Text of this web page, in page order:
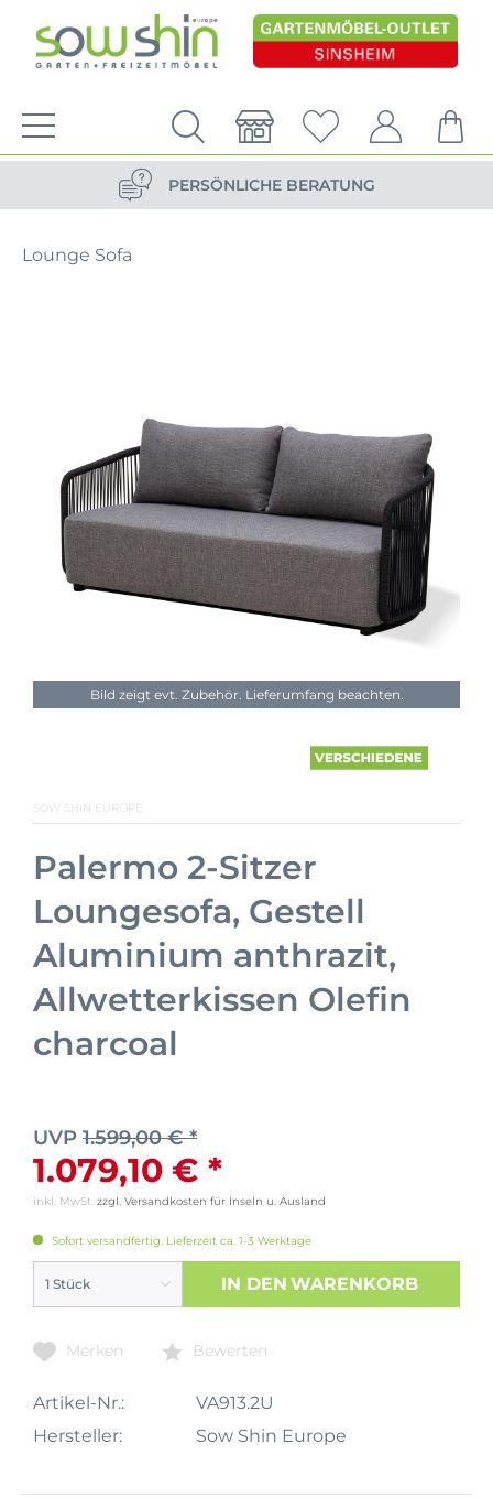
VERSANDKOSTENFREIE LIEFERUNG
PERSÖNLICHE BERATUNG
Lounge Sofa
Bild zeigt evt. Zubehör. Lieferumfang beachten.
SOW SHIN EUROPE
Palermo 2-Sitzer
Loungesofa, Gestell
Aluminium anthrazit,
Allwetterkissen Olefin
charcoal
UVP 1.599,00 € *
1.079,10 € *
inkl. MwSt. zzgl. Versandkosten für Inseln u. Ausland
Sofort versandfertig, Lieferzeit ca. 1-3 Werktage
IN DEN WARENKORB
Merken Bewerten
Artikel-Nr.:
VA913.2U
Hersteller:
Sow Shin Europe